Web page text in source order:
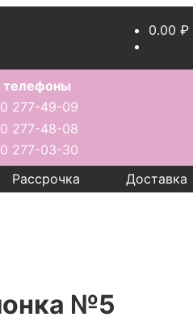
0.00 ₽
277-49-09
277-48-08
277-03-30
Рассрочка Доставка
№5